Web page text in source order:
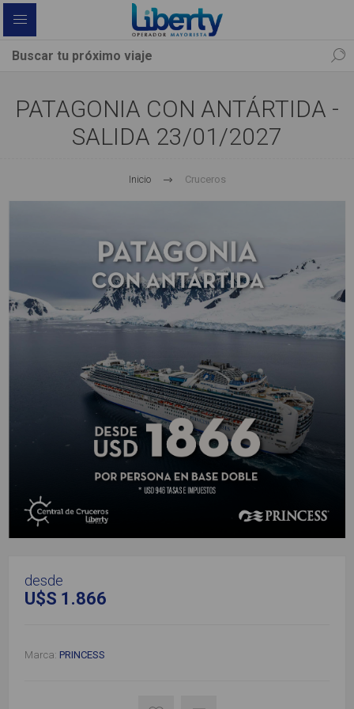
PATAGONIA CON ANTÁRTIDA -
SALIDA 23/01/2027
Inicio Cruceros
desde
U$S 1.866
Marca: PRINCESS